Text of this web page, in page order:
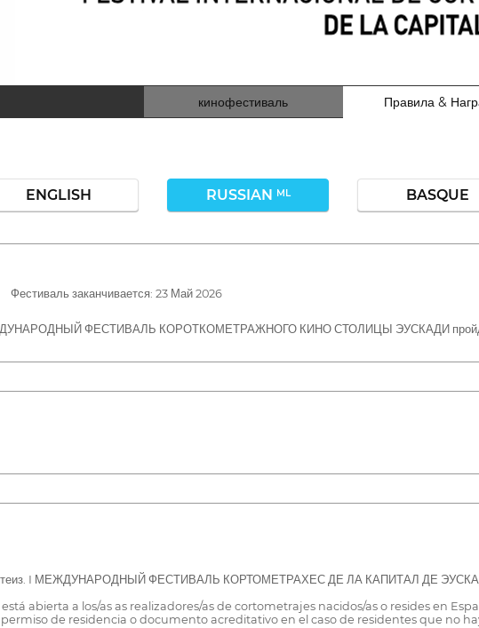
кинофестиваль Правила &
ENGLISH RUSSIAN ML BASQUE
заканчивается: 23 Май 2026
ФЕСТИВАЛЬ КОРОТКОМЕТРАЖНОГО КИНО СТОЛИЦЫ ЭУСКАДИ пройдет в
I МЕЖДУНАРОДНЫЙ ФЕСТИВАЛЬ КОРТОМЕТРАХЕС ДЕ ЛА КАПИТАЛ ДЕ ЭУСКАДИ
abierta a los/as as realizadores/as de cortometrajes nacidos/as o resides en
permiso de residencia o documento acreditativo en el caso de residentes que no